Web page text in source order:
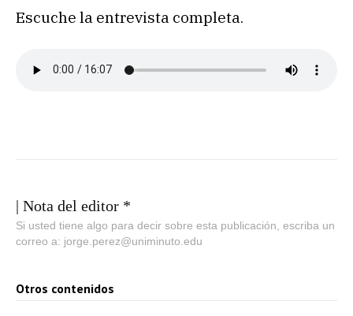
Escuche la entrevista completa.
| Nota del editor *
Si usted tiene algo para decir sobre esta publicación, escriba un
correo a: jorge.perez@uniminuto.edu
Otros contenidos